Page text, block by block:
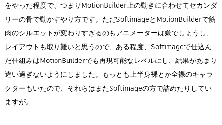
をやった程度で、つまりMotionBuilder上の動きに合わせてセカンダ
リーの骨で動かすやり方です。ただSoftimageとMotionBuilderで筋
肉のシルエットが変わりすぎるのもアニメーターは嫌でしょうし、
レイアウトも取り難いと思うので、ある程度、Softimageで仕込ん
だ仕組みはMotionBuilderでも再現可能なレベルにし、結果があまり
違い過ぎないようにしました。もっとも上半身裸とか全裸のキャラ
クターもいたので、それらはまたSoftimageの方で詰めたりしてい
ますが。